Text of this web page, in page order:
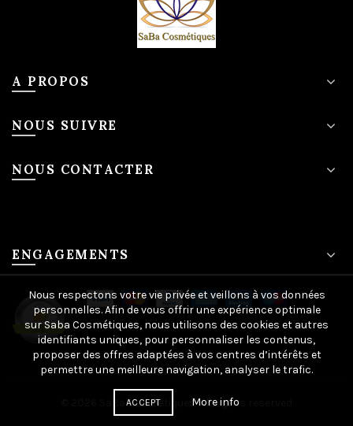
A PROPOS
NOUS SUIVRE
NOUS CONTACTER
ENGAGEMENTS
SaBa-cosmetiques. All rights reserved
Nous respectons votre vie privée et veillons à vos données
personnelles. Afin de vous offrir une expérience optimale
sur Saba Cosmétiques, nous utilisons des cookies et autres
identifiants uniques, pour personnaliser les contenus,
proposer des offres adaptées à vos centres d’intérêts et
permettre une meilleure navigation, analyser le trafic.
ACCEPT More info